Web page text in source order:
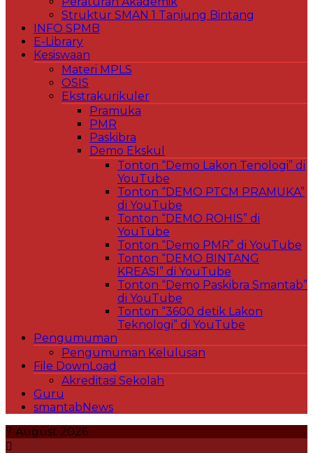
Struktur SMAN 1 Tanjung Bintang
INFO SPMB
E-Library
Kesiswaan
Materi MPLS
OSIS
Ekstrakurikuler
Pramuka
PMR
Paskibra
Demo Ekskul
Tonton “Demo Lakon Tenologi” di
YouTube
Tonton “DEMO PTCM PRAMUKA”
di YouTube
Tonton “DEMO ROHIS” di
YouTube
Tonton “Demo PMR” di YouTube
Tonton “DEMO BINTANG
KREASI” di YouTube
Tonton “Demo Paskibra Smantab”
di YouTube
Tonton “3600 detik Lakon
Teknologi” di YouTube
Pengumuman
Pengumuman Kelulusan
File DownLoad
Akreditasi Sekolah
Guru
smantabNews
7 August 2026